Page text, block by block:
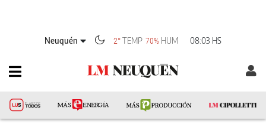
Neuquén 2° TEMP 70% HUM 08:03 HS